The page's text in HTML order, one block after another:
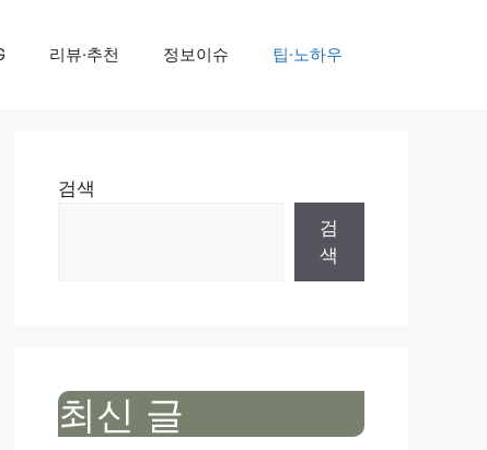
리뷰·추천 정보이슈 팁·노하우
검색
검
색
최신 글